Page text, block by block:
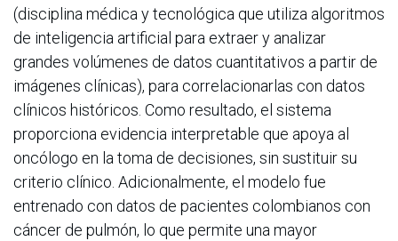
(disciplina médica y tecnológica que utiliza algoritmos
de inteligencia artificial para extraer y analizar
grandes volúmenes de datos cuantitativos a partir de
imágenes clínicas), para correlacionarlas con datos
clínicos históricos. Como resultado, el sistema
proporciona evidencia interpretable que apoya al
oncólogo en la toma de decisiones, sin sustituir su
criterio clínico. Adicionalmente, el modelo fue
entrenado con datos de pacientes colombianos con
cáncer de pulmón, lo que permite una mayor